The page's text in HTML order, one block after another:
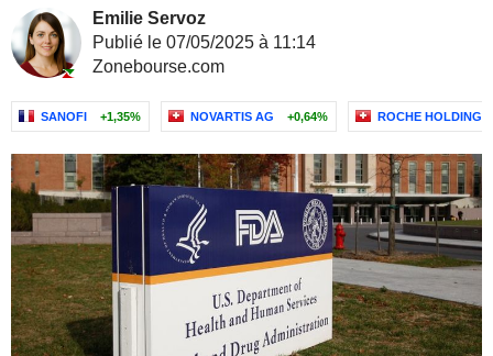
Emilie Servoz
Publié le 07/05/2025 à 11:14
Zonebourse.com
SANOFI +1,35% NOVARTIS AG +0,64% ROCHE HOLDING